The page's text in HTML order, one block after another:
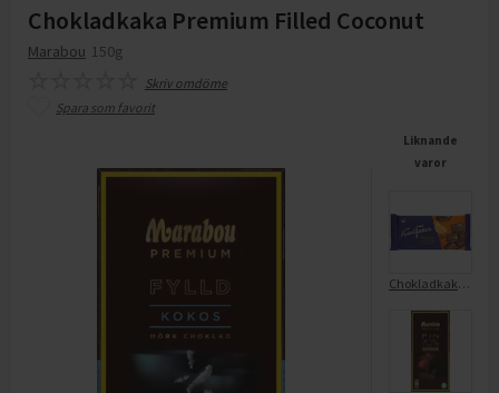
Chokladkaka Premium Filled Coconut
Marabou 150g
Skriv omdöme
Spara som favorit
Liknande
varor
Chokladkaka Filled Orange